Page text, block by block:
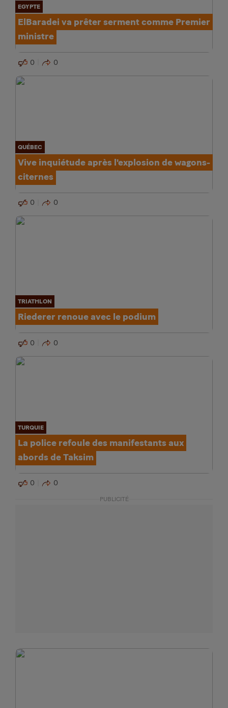
EGYPTE
ElBaradei va prêter serment comme Premier
ministre
0 0
QUÉBEC
Vive inquiétude après l'explosion de wagons-
citernes
0 0
TRIATHLON
Riederer renoue avec le podium
0 0
TURQUIE
La police refoule des manifestants aux
abords de Taksim
0 0
PUBLICITÉ